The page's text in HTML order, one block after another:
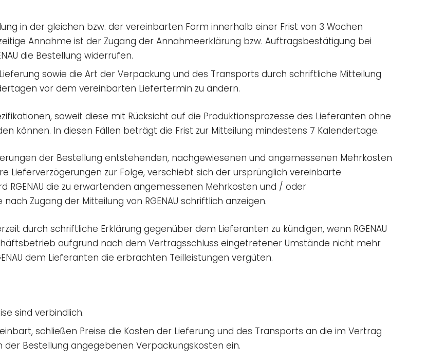
in der gleichen bzw. der vereinbarten Form innerhalb einer Frist von 3 Wochen
Annahme ist der Zugang der Annahmeerklärung bzw. Auftragsbestätigung bei
die Bestellung widerrufen.
sowie die Art der Verpackung und des Transports durch schriftliche Mitteilung
vor dem vereinbarten Liefertermin zu ändern.
soweit diese mit Rücksicht auf die Produktionsprozesse des Lieferanten ohne
können. In diesen Fällen beträgt die Frist zur Mitteilung mindestens 7 Kalendertage.
der Bestellung entstehenden, nachgewiesenen und angemessenen Mehrkosten
Lieferverzögerungen zur Folge, verschiebt sich der ursprünglich vereinbarte
RGENAU die zu erwartenden angemessenen Mehrkosten und / oder
Zugang der Mitteilung von RGENAU schriftlich anzeigen.
durch schriftliche Erklärung gegenüber dem Lieferanten zu kündigen, wenn RGENAU
aufgrund nach dem Vertragsschluss eingetretener Umstände nicht mehr
dem Lieferanten die erbrachten Teilleistungen vergüten.
sind verbindlich.
schließen Preise die Kosten der Lieferung und des Transports an die im Vertrag
Bestellung angegebenen Verpackungskosten ein.